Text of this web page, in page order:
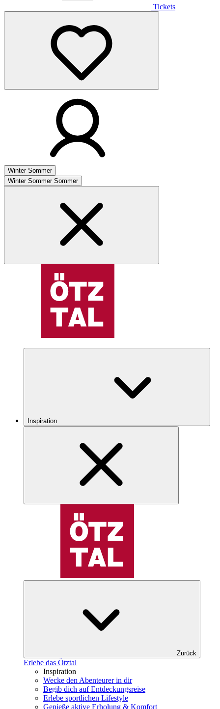
Tickets
Winter Sommer
Winter Sommer Sommer
Inspiration
Zurück
Erlebe das Ötztal
Inspiration
Wecke den Abenteurer in dir
Begib dich auf Entdeckungsreise
Erlebe sportlichen Lifestyle
Genieße aktive Erholung & Komfort